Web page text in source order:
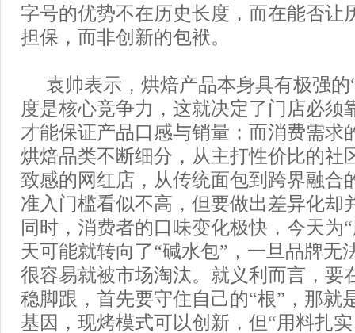
字号的优势不在历史长度，而在能否让
担保，而非创新的包袱。
袁帅表示，烘焙产品本身具有极强的
度是核心竞争力，这就决定了门店必须
才能保证产品口感与销量；而消费需求
烘焙品类不断细分，从主打性价比的社
致感的网红店，从传统面包到跨界融合
准入门槛看似不高，但要做出差异化却
同时，消费者的口味变化极快，今天为
天可能就转向了“碱水包”，一旦品牌无
很容易就被市场淘汰。就义利而言，要
稳脚跟，首先要守住自己的“根”，那就
基因，现烤模式可以创新，但“用料扎